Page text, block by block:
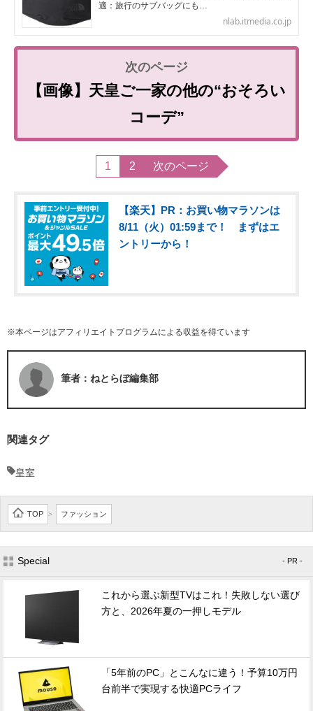
適：旅行のサブバッグにも…
nlab.itmedia.co.jp
【画像】天皇ご一家の他の“おそろい
コーデ”
1 2 次のページ
【楽天】PR：お買い物マラソンは
8/11（火）01:59まで！ まずはエ
ントリーから！
※本ページはアフィリエイトプログラムによる収益を得ています
筆者：ねとらぼ編集部
関連タグ
皇室
TOP > ファッション
Special - PR -
これから選ぶ新型TVはこれ！失敗しない選び
方と、2026年夏の一押しモデル
「5年前のPC」とこんなに違う！予算10万円
台前半で実現する快適PCライフ